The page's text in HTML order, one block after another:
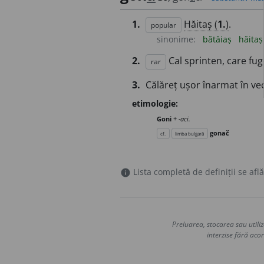
1. popular Hăitaș (1.).
sinonime: bătăiaș hăitaș
2. rar
Cal sprinten, care
3. Călăreț ușor înarmat în
etimologie:
Goni + -aci.
cf. limba bulgară gonač
info Lista completă de definiții se
Preluarea, stocarea sau
interzise fără